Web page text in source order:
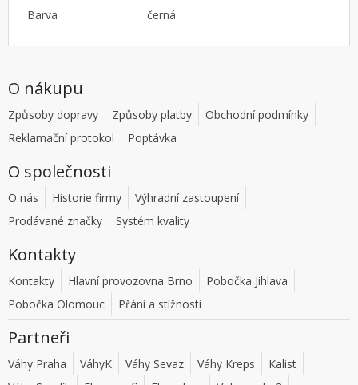
Barva
černá
O nákupu
Způsoby dopravy Způsoby platby
Obchodní podmínky
Reklamační protokol
Poptávka
O společnosti
O nás Historie firmy
Výhradní zastoupení
Prodávané značky
Systém kvality
Kontakty
Kontakty Hlavní provozovna Brno
Pobočka Jihlava
Pobočka Olomouc
Přání a stížnosti
Partneři
Váhy Praha VáhyK Váhy Sevaz Váhy Kreps
Kalist